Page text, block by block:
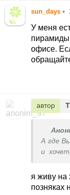
sun_days •
У меня
пирамиды
офисе.
автор
А где
и
я живу на
позняках